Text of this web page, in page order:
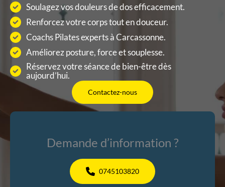
Soulagez vos douleurs de dos efficacement.
Renforcez votre corps tout en douceur.
Coachs Pilates experts à Carcassonne.
Améliorez posture, force et souplesse.
Réservez votre séance de bien-être dès
aujourd’hui.
Contactez-nous
Demande d’information ?
0745103820